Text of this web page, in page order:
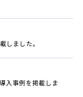
しました。
入事例を掲載しま